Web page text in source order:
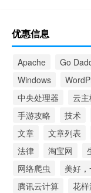
优惠信息
Apache Go
Windows
中央处理器
云
手游攻略
技术
文章
文章列表
法律
淘宝网
网络爬虫
美好
腾讯云计算
花